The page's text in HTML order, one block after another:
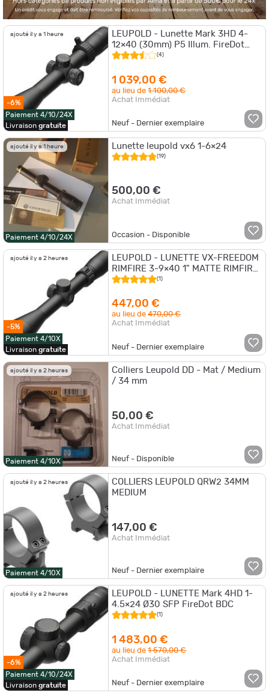
ajouté il y a 1 heure
-6%
Paiement 4/10/24X
Livraison gratuite
LEUPOLD - Lunette Mark 3HD 4-
12×40 (30mm) P5 Illum. FireDot
TMR
(4)
1 039,00 €
au lieu de1 100,00 €
Achat Immédiat
Neuf - Dernier exemplaire
ajouté il y a 1 heure
Paiement 4/10/24X
Lunette leupold vx6 1-6×24
(19)
500,00 €
Achat Immédiat
Occasion - Disponible
ajouté il y a 2 heures
-5%
Paiement 4/10X
Livraison gratuite
LEUPOLD - LUNETTE VX-FREEDOM
RIMFIRE 3-9×40 1" MATTE RIMFIRE
MOA
(1)
447,00 €
au lieu de470,00 €
Achat Immédiat
Neuf - Dernier exemplaire
ajouté il y a 2 heures
Paiement 4/10X
Colliers Leupold DD - Mat / Medium
/ 34 mm
50,00 €
Achat Immédiat
Neuf - Disponible
ajouté il y a 2 heures
Paiement 4/10X
COLLIERS LEUPOLD QRW2 34MM
MEDIUM
147,00 €
Achat Immédiat
Neuf - Dernier exemplaire
ajouté il y a 2 heures
-6%
Paiement 4/10/24X
Livraison gratuite
LEUPOLD - LUNETTE Mark 4HD 1-
4.5×24 Ø30 SFP FireDot BDC
(1)
1 483,00 €
au lieu de1 570,00 €
Achat Immédiat
Neuf - Dernier exemplaire